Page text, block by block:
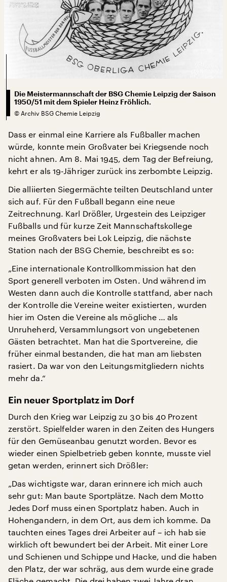
Die Meistermannschaft der BSG Chemie Leipzig der Saison
1950/51 mit dem Spieler Heinz Fröhlich.
© Archiv BSG Chemie Leipzig
Dass er einmal eine Karriere als Fußballer machen
würde, konnte mein Großvater bei Kriegsende noch
nicht ahnen. Am 8. Mai 1945, dem Tag der Befreiung,
kehrt er als 19-Jähriger zurück ins zerbombte Leipzig.
Die alliierten Siegermächte teilten Deutschland unter
sich auf. Für den Fußball begann eine neue
Zeitrechnung. Karl Drößler, Urgestein des Leipziger
Fußballs und für kurze Zeit Mannschaftskollege
meines Großvaters bei Lok Leipzig, die nächste
Station nach der BSG Chemie, beschreibt es so:
„Eine internationale Kontrollkommission hat den
Sport generell verboten im Osten. Und während im
Westen dann auch die Kontrolle stattfand, aber nach
der Kontrolle die Vereine weiter existierten, wurden
hier im Osten die Vereine als mögliche … als
Unruheherd, Versammlungsort von ungebetenen
Gästen betrachtet. Man hat die Sportvereine, die
früher einmal bestanden, die hat man am liebsten
rasiert. Da war von den Leitungsmitgliedern nichts
mehr da.“
Ein neuer Sportplatz im Dorf
Durch den Krieg war Leipzig zu 30 bis 40 Prozent
zerstört. Spielfelder waren in den Zeiten des Hungers
für den Gemüseanbau genutzt worden. Bevor es
wieder einen Spielbetrieb geben konnte, musste viel
getan werden, erinnert sich Drößler:
„Das wichtigste war, daran erinnere ich mich auch
sehr gut: Man baute Sportplätze. Nach dem Motto
Jedes Dorf muss einen Sportplatz haben. Auch in
Hohengandern, in dem Ort, aus dem ich komme. Da
tauchten eines Tages drei Arbeiter auf – ich hab sie
wirklich oft bewundert bei der Arbeit. Mit einer Lore
und Schienen und Schippe und Hacke, und die haben
den Platz, der war schräg, aus dem wurde eine grade